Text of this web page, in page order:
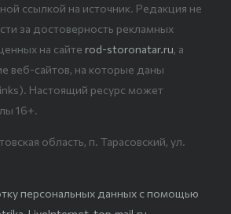
ссылкой на источник. Редакция не
за достоверность рекламных
на сайте rod-storonatar.ru, а
веб-сайтов, на которые даны
Настоящий ресурс может
16+.
область, п. Тарасовский, ул.
персональных данных с помощью